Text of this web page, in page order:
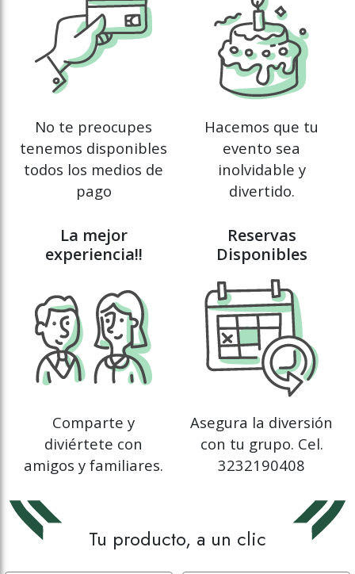
No te preocupes
tenemos disponibles
todos los medios de
pago
Hacemos que tu
evento sea
inolvidable y
divertido.
La mejor
experiencia!!
Comparte y
diviértete con
amigos y familiares.
Reservas
Disponibles
Asegura la diversión
con tu grupo. Cel.
3232190408
Tu producto, a un clic